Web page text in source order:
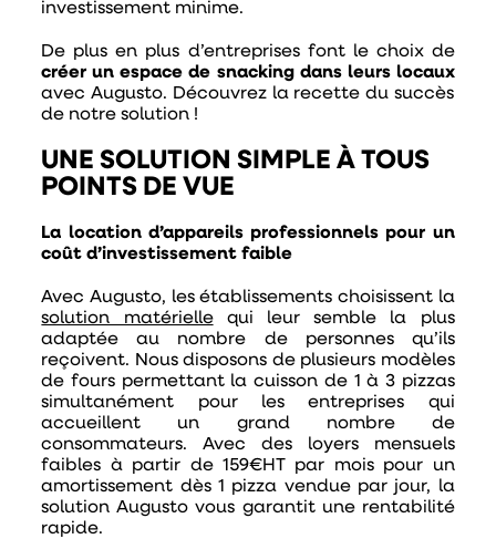
investissement minime.
De plus en plus d’entreprises font le choix de
créer un espace de snacking dans leurs locaux
avec Augusto. Découvrez la recette du succès
de notre solution !
UNE SOLUTION SIMPLE À TOUS
POINTS DE VUE
La location d’appareils professionnels pour un
coût d’investissement faible
Avec Augusto, les établissements choisissent la
solution matériellequi leur semble la plus
adaptée au nombre de personnes qu’ils
reçoivent. Nous disposons de plusieurs modèles
de fours permettant la cuisson de 1 à 3 pizzas
simultanément pour les entreprises qui
accueillent un grand nombre de
consommateurs. Avec des loyers mensuels
faibles à partir de 159€HT par mois pour un
amortissement dès 1 pizza vendue par jour, la
solution Augusto vous garantit une rentabilité
rapide.